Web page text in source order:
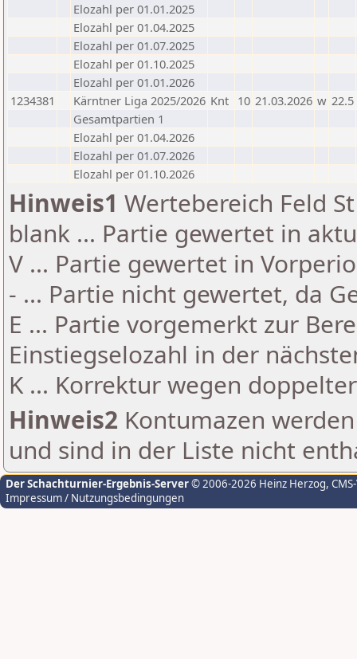
Elozahl per 01.01.2025
Elozahl per 01.04.2025
Elozahl per 01.07.2025
Elozahl per 01.10.2025
Elozahl per 01.01.2026
1234381
Kärntner Liga 2025/2026 Knt 10 21.03.2026 w 22.5
Gesamtpartien 1
Elozahl per 01.04.2026
Elozahl per 01.07.2026
Elozahl per 01.10.2026
Hinweis1 Wertebereich Feld
blank ... Partie gewertet in
V ... Partie gewertet in
- ... Partie nicht gewertet, da
E ... Partie vorgemerkt zur
Einstiegselozahl in der
K ... Korrektur wegen
Hinweis2 Kontumazen
und sind in der Liste nicht
Der Schachturnier-Ergebnis-Server© 2006-2026 Heinz Herzog,
Impressum / Nutzungsbedingungen